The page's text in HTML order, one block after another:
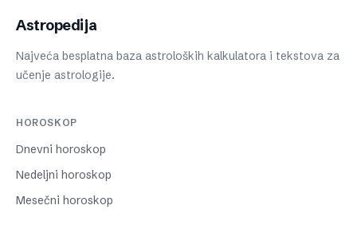
Astropedija
Najveća besplatna baza astroloških kalkulatora i tekstova za
učenje astrologije.
HOROSKOP
Dnevni horoskop
Nedeljni horoskop
Mesečni horoskop